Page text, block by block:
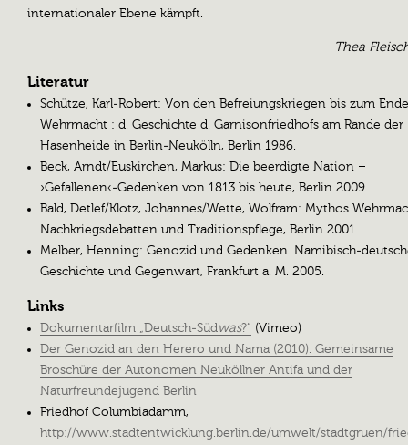
internationaler Ebene kämpft.
Thea
Literatur
Schütze, Karl-Robert: Von den Befreiungskriegen bis zum
Wehrmacht : d. Geschichte d. Garnisonfriedhofs am Rande der
Hasenheide in Berlin-Neukölln, Berlin 1986.
Beck, Arndt/Euskirchen, Markus: Die beerdigte Nation –
›Gefallenen‹-Gedenken von 1813 bis heute, Berlin 2009.
Bald, Detlef/Klotz, Johannes/Wette, Wolfram: Mythos
Nachkriegsdebatten und Traditionspflege, Berlin 2001.
Melber, Henning: Genozid und Gedenken. Namibisch-
Geschichte und Gegenwart, Frankfurt a. M. 2005.
Links
Dokumentarfilm „Deutsch-Südwas?“ (Vimeo)
Der Genozid an den Herero und Nama (2010). Gemeinsame
Broschüre der Autonomen Neuköllner Antifa und der
Naturfreundejugend Berlin
Friedhof Columbiadamm,
http://www.stadtentwicklung.berlin.de/umwelt/stadtgruen/